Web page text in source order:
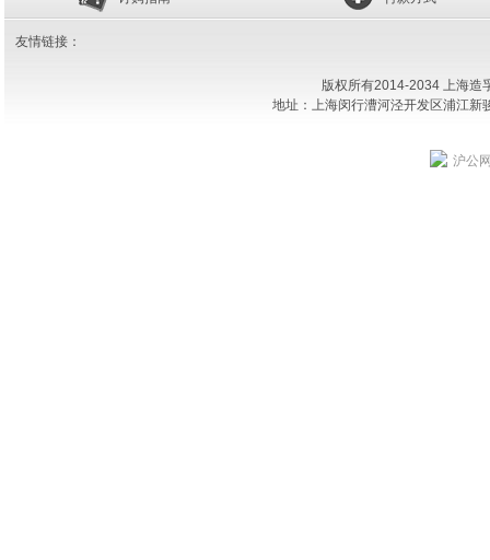
友情链接：
版权所有2014-2034 上海造
地址：上海闵行漕河泾开发区浦江
沪公